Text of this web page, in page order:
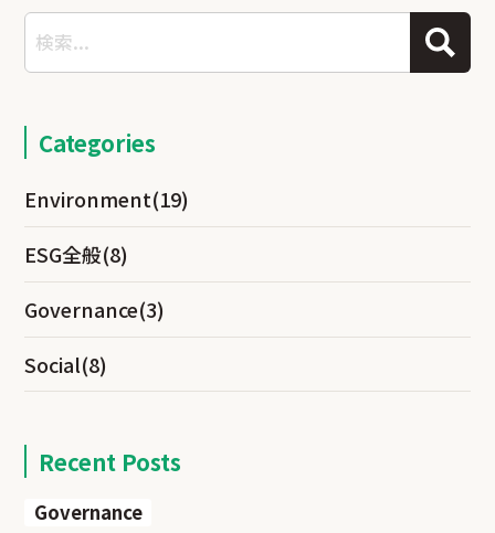
Categories
Environment(19)
ESG全般(8)
Governance(3)
Social(8)
Recent Posts
Governance